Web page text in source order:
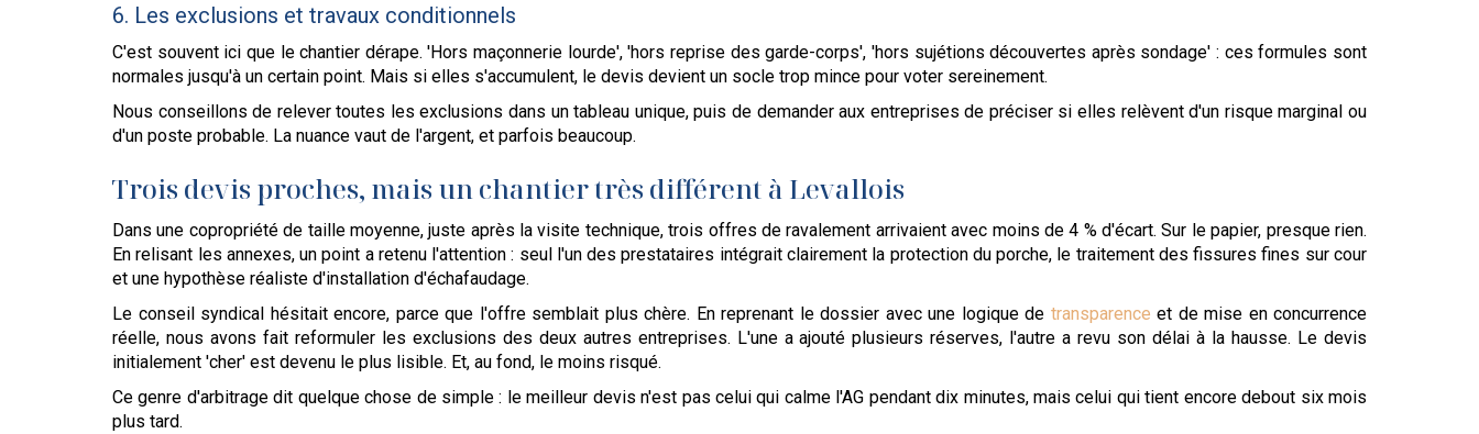
6. Les exclusions et travaux conditionnels
C'est souvent ici que le chantier dérape. 'Hors maçonnerie lourde', 'hors reprise des garde-corps', 'hors sujétions découvertes après sondage' : ces formules sont
normales jusqu'à un certain point. Mais si elles s'accumulent, le devis devient un socle trop mince pour voter sereinement.
Nous conseillons de relever toutes les exclusions dans un tableau unique, puis de demander aux entreprises de préciser si elles relèvent d'un risque marginal ou
d'un poste probable. La nuance vaut de l'argent, et parfois beaucoup.
Trois devis proches, mais un chantier très différent à Levallois
Dans une copropriété de taille moyenne, juste après la visite technique, trois offres de ravalement arrivaient avec moins de 4 % d'écart. Sur le papier, presque rien.
En relisant les annexes, un point a retenu l'attention : seul l'un des prestataires intégrait clairement la protection du porche, le traitement des fissures fines sur cour
et une hypothèse réaliste d'installation d'échafaudage.
Le conseil syndical hésitait encore, parce que l'offre semblait plus chère. En reprenant le dossier avec une logique de transparence et de mise en concurrence
réelle, nous avons fait reformuler les exclusions des deux autres entreprises. L'une a ajouté plusieurs réserves, l'autre a revu son délai à la hausse. Le devis
initialement 'cher' est devenu le plus lisible. Et, au fond, le moins risqué.
Ce genre d'arbitrage dit quelque chose de simple : le meilleur devis n'est pas celui qui calme l'AG pendant dix minutes, mais celui qui tient encore debout six mois
plus tard.